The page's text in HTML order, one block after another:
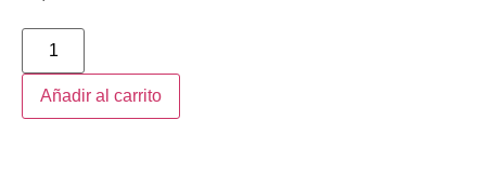
Añadir al carrito